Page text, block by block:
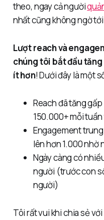
theo, ngay cả người
nhất cũng không ngờ
Lượt reach và
chúng tôi bắt đầu
ít hơn! Dưới đây là một
Reach đã tăng
150.000+ mỗi
Engagement
lên hơn 1.000 nhờ
Ngày càng có
người (trước con
người)
Tôi rất vui khi chia sẻ